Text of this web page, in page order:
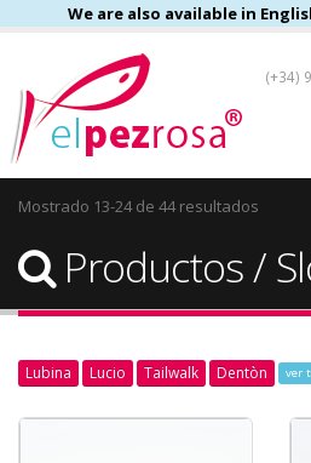
We are also available in
(+34)
Mostrado 13-24 de 44 resultados
Productos /
Lubina Lucio Tailwalk Dentòn ver